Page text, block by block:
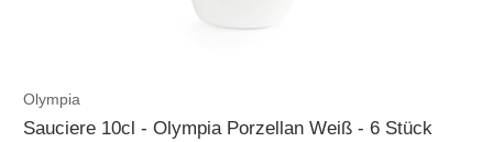
Olympia
Sauciere 10cl - Olympia Porzellan Weiß - 6 Stück